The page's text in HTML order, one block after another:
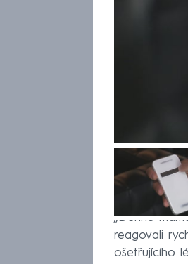
„Denně
reagovali
ošetřujícího